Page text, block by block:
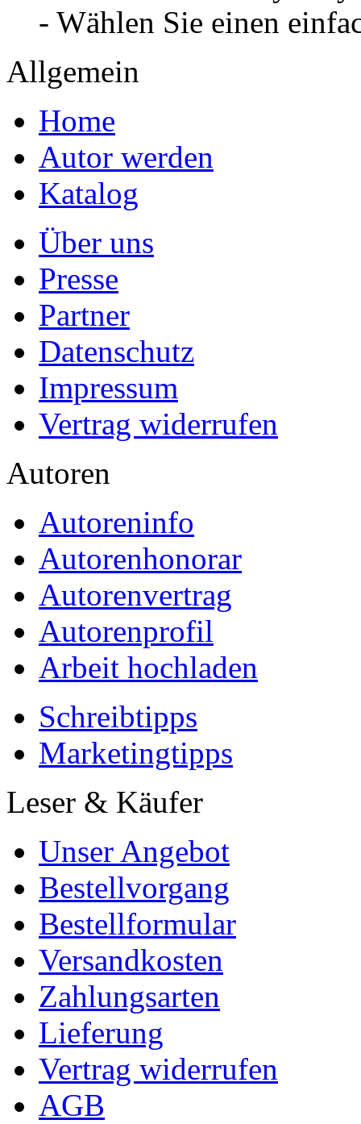
- Wählen Sie einen
Allgemein
Home
Autor werden
Katalog
Über uns
Presse
Partner
Datenschutz
Impressum
Vertrag widerrufen
Autoren
Autoreninfo
Autorenhonorar
Autorenvertrag
Autorenprofil
Arbeit hochladen
Schreibtipps
Marketingtipps
Leser & Käufer
Unser Angebot
Bestellvorgang
Bestellformular
Versandkosten
Zahlungsarten
Lieferung
Vertrag widerrufen
AGB